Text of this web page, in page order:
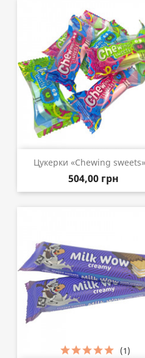
Цукерки «Chewing
504,00 грн
(1)